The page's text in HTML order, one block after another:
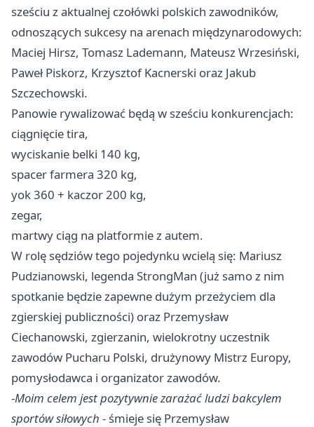
sześciu z aktualnej czołówki polskich zawodników,
odnoszących sukcesy na arenach międzynarodowych:
Maciej Hirsz, Tomasz Lademann, Mateusz Wrzesiński,
Paweł Piskorz, Krzysztof Kacnerski oraz Jakub
Szczechowski.
Panowie rywalizować będą w sześciu konkurencjach:
ciągnięcie tira,
wyciskanie belki 140 kg,
spacer farmera 320 kg,
yok 360 + kaczor 200 kg,
zegar,
martwy ciąg na platformie z autem.
W rolę sędziów tego pojedynku wcielą się: Mariusz
Pudzianowski, legenda StrongMan (już samo z nim
spotkanie będzie zapewne dużym przeżyciem dla
zgierskiej publiczności) oraz Przemysław
Ciechanowski, zgierzanin, wielokrotny uczestnik
zawodów Pucharu Polski, drużynowy Mistrz Europy,
pomysłodawca i organizator zawodów.
-Moim celem jest pozytywnie zarażać ludzi bakcylem
sportów siłowych - śmieje się Przemysław